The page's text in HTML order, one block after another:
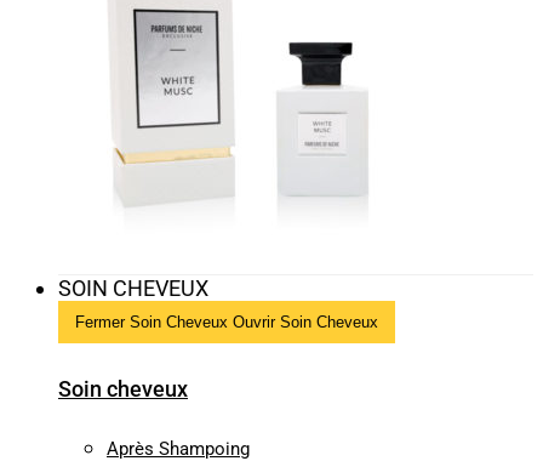
SOIN CHEVEUX
Fermer Soin Cheveux Ouvrir Soin Cheveux
Soin cheveux
Après Shampoing